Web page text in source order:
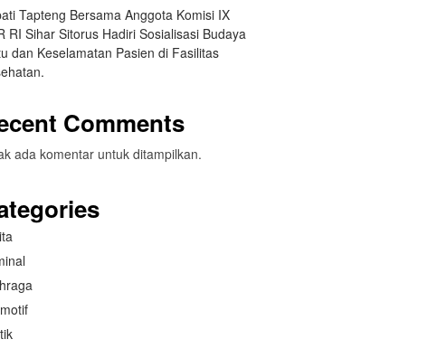
Tapteng Bersama Anggota Komisi IX
RI Sihar Sitorus Hadiri Sosialisasi Budaya
dan Keselamatan Pasien di Fasilitas
Comments
ada komentar untuk ditampilkan.